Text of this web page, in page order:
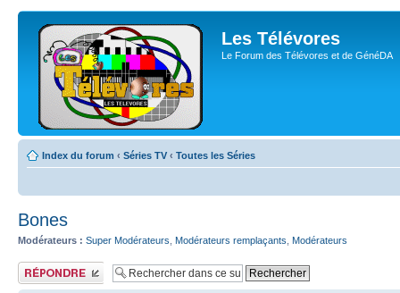
Les Télévores
Le Forum des Télévores et de GénéDA
Index du forum ‹ Séries TV ‹ Toutes les Séries
Bones
Modérateurs : Super Modérateurs Modérateurs remplaçants Modérateurs
Publier une
réponse